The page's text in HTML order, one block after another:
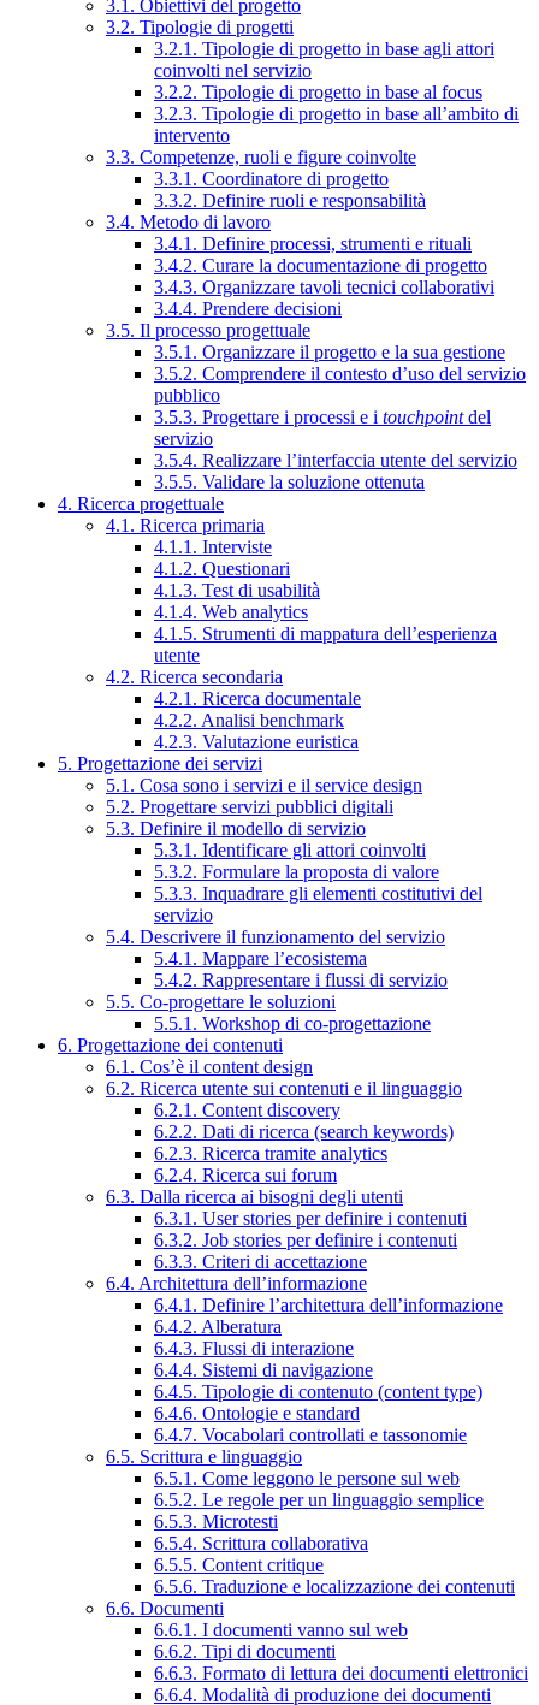
3.1. Obiettivi del progetto
3.2. Tipologie di progetti
3.2.1. Tipologie di progetto in base agli attori
coinvolti nel servizio
3.2.2. Tipologie di progetto in base al focus
3.2.3. Tipologie di progetto in base all’ambito di
intervento
3.3. Competenze, ruoli e figure coinvolte
3.3.1. Coordinatore di progetto
3.3.2. Definire ruoli e responsabilità
3.4. Metodo di lavoro
3.4.1. Definire processi, strumenti e rituali
3.4.2. Curare la documentazione di progetto
3.4.3. Organizzare tavoli tecnici collaborativi
3.4.4. Prendere decisioni
3.5. Il processo progettuale
3.5.1. Organizzare il progetto e la sua gestione
3.5.2. Comprendere il contesto d’uso del servizio
pubblico
3.5.3. Progettare i processi e i touchpointdel
servizio
3.5.4. Realizzare l’interfaccia utente del servizio
3.5.5. Validare la soluzione ottenuta
4. Ricerca progettuale
4.1. Ricerca primaria
4.1.1. Interviste
4.1.2. Questionari
4.1.3. Test di usabilità
4.1.4. Web analytics
4.1.5. Strumenti di mappatura dell’esperienza
utente
4.2. Ricerca secondaria
4.2.1. Ricerca documentale
4.2.2. Analisi benchmark
4.2.3. Valutazione euristica
5. Progettazione dei servizi
5.1. Cosa sono i servizi e il service design
5.2. Progettare servizi pubblici digitali
5.3. Definire il modello di servizio
5.3.1. Identificare gli attori coinvolti
5.3.2. Formulare la proposta di valore
5.3.3. Inquadrare gli elementi costitutivi del
servizio
5.4. Descrivere il funzionamento del servizio
5.4.1. Mappare l’ecosistema
5.4.2. Rappresentare i flussi di servizio
5.5. Co-progettare le soluzioni
5.5.1. Workshop di co-progettazione
6. Progettazione dei contenuti
6.1. Cos’è il content design
6.2. Ricerca utente sui contenuti e il linguaggio
6.2.1. Content discovery
6.2.2. Dati di ricerca (search keywords)
6.2.3. Ricerca tramite analytics
6.2.4. Ricerca sui forum
6.3. Dalla ricerca ai bisogni degli utenti
6.3.1. User stories per definire i contenuti
6.3.2. Job stories per definire i contenuti
6.3.3. Criteri di accettazione
6.4. Architettura dell’informazione
6.4.1. Definire l’architettura dell’informazione
6.4.2. Alberatura
6.4.3. Flussi di interazione
6.4.4. Sistemi di navigazione
6.4.5. Tipologie di contenuto (content type)
6.4.6. Ontologie e standard
6.4.7. Vocabolari controllati e tassonomie
6.5. Scrittura e linguaggio
6.5.1. Come leggono le persone sul web
6.5.2. Le regole per un linguaggio semplice
6.5.3. Microtesti
6.5.4. Scrittura collaborativa
6.5.5. Content critique
6.5.6. Traduzione e localizzazione dei contenuti
6.6. Documenti
6.6.1. I documenti vanno sul web
6.6.2. Tipi di documenti
6.6.3. Formato di lettura dei documenti elettronici
6.6.4. Modalità di produzione dei documenti